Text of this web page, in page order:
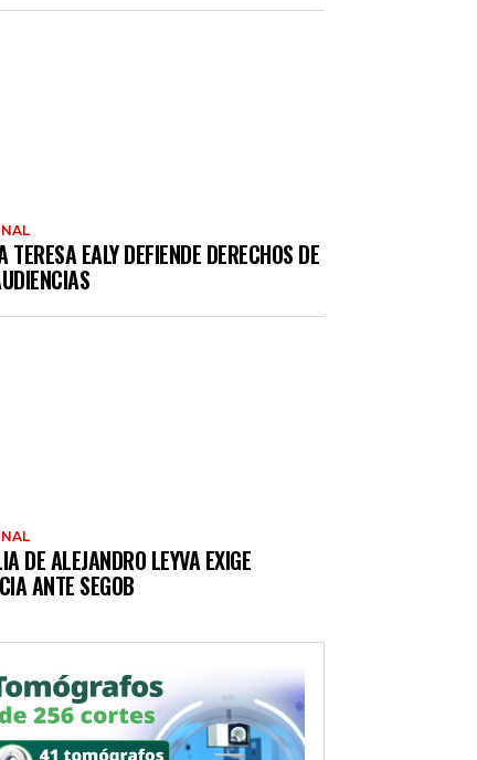
TERESA EALY DEFIENDE DERECHOS DE
DE ALEJANDRO LEYVA EXIGE
ANTE SEGOB